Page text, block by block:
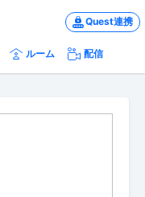
Quest連携
ルーム 配信